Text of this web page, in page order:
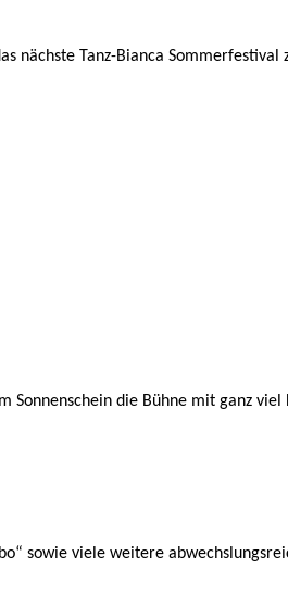
nächste Tanz-Bianca Sommerfestival
die Bühne mit ganz
sowie viele weitere